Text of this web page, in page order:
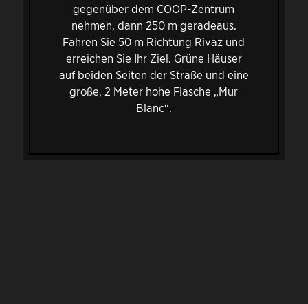
gegenüber dem COOP-Zentrum
nehmen, dann 250 m geradeaus.
Fahren Sie 50 m Richtung Rivaz und
erreichen Sie Ihr Ziel. Grüne Häuser
auf beiden Seiten der Straße und eine
große, 2 Meter hohe Flasche „Mur
Blanc“.